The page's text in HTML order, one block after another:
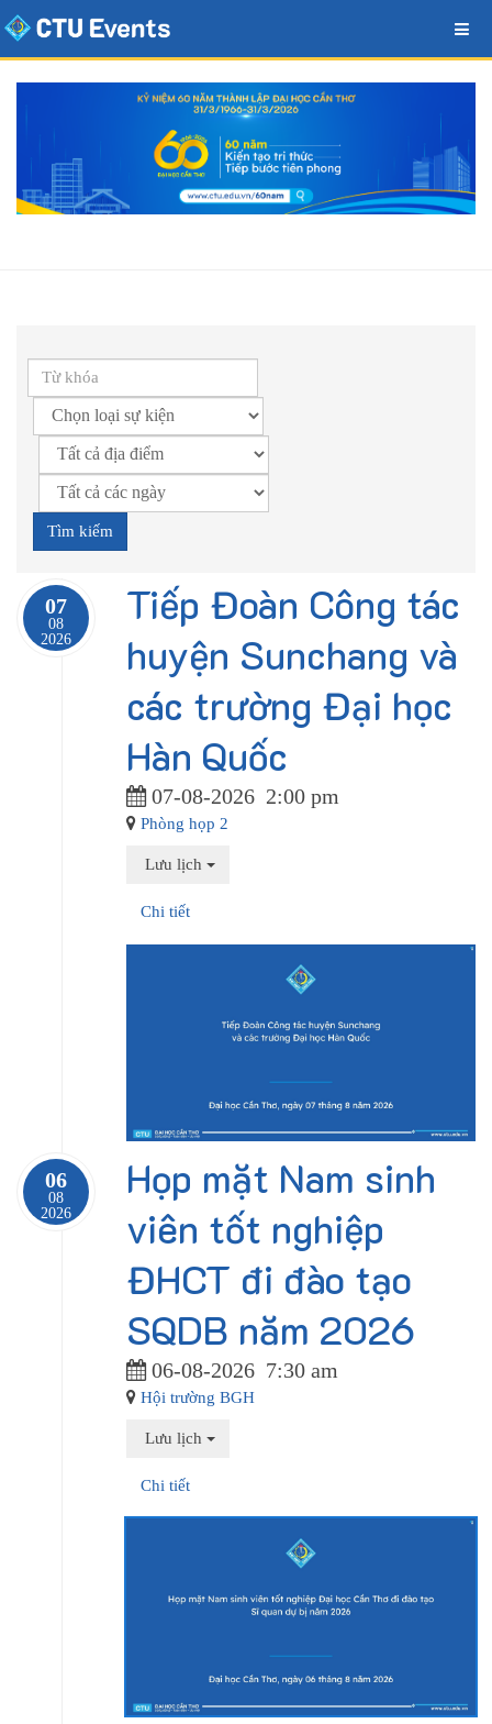
07
08
2026
Tiếp Đoàn Công tác
huyện Sunchang và
các trường Đại học
Hàn Quốc
07-08-2026 2:00 pm
Phòng họp 2
Lưu lịch
Chi tiết
06
08
2026
Họp mặt Nam sinh
viên tốt nghiệp
ĐHCT đi đào tạo
SQDB năm 2026
06-08-2026 7:30 am
Hội trường BGH
Lưu lịch
Chi tiết